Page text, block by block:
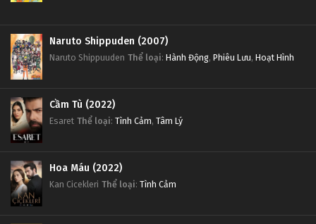
Naruto Shippuden (2007)
Naruto Shippuuden Thể loại: Hành Động, Phiêu Lưu, Hoạt Hình
Cầm Tù (2022)
Esaret Thể loại: Tình Cảm, Tâm Lý
Hoa Máu (2022)
Kan Cicekleri Thể loại: Tình Cảm